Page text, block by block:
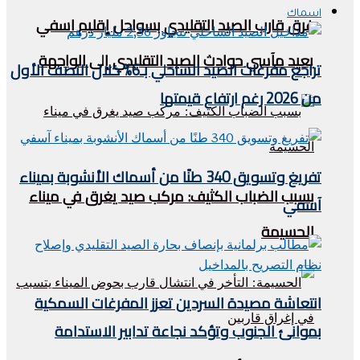
غرق قارب الصيد التقليدي بسواحل إقليم اسفي
يعيد مآسي حوادث الصيد التقليدي إلى الواجهة
بسبب الضباب الكثيف: مركب صيد يغرق في ميناء
الحسيمة
اسماك
تراجع مفرغات الصيد الساحلي بـ6% خلال النصف الأول
من 2026 رغم ارتفاع قيمتها
تفريغ وتسويق 340 طنًا من أسماك الأنشوبة بميناء
آسفي
انتعاشة مصيدة السردين تعزز المفرغات السمكية
بموانئ الجنوب وتؤكد نجاعة تدابير الاستدامة